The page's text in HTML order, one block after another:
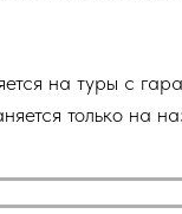
на туры с
только на